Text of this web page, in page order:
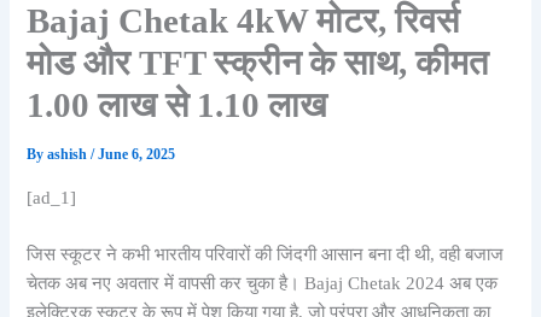
Bajaj Chetak 4kW मोटर, रिवर्स
मोड और TFT स्क्रीन के साथ, कीमत
1.00 लाख से 1.10 लाख
Byashish/June 6, 2025
[ad_1]
जिस स्कूटर ने कभी भारतीय परिवारों की जिंदगी आसान बना दी थी, वही बजाज
चेतक अब नए अवतार में वापसी कर चुका है। Bajaj Chetak 2024 अब एक
इलेक्ट्रिक स्कूटर के रूप में पेश किया गया है, जो परंपरा और आधुनिकता का